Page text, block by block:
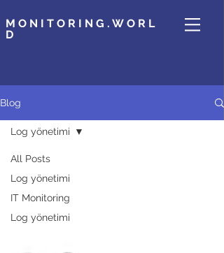
MONITORING.WORL
D
Blog
All Posts
Log yönetimi
IT Monitoring
Log yönetimi
Log yönetimi